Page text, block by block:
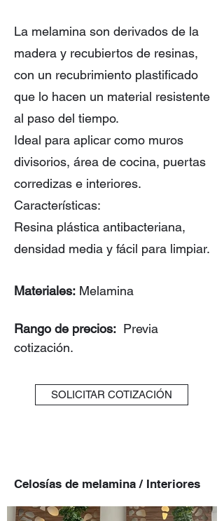
La melamina son derivados de la
madera y recubiertos de resinas,
con un recubrimiento plastificado
que lo hacen un material resistente
al paso del tiempo.
Ideal para aplicar como muros
divisorios, área de cocina, puertas
corredizas e interiores.
Características:
Resina plástica antibacteriana,
densidad media y fácil para limpiar.
Materiales: Melamina
Rango de precios: Previa
cotización.
SOLICITAR COTIZACIÓN
Celosías de melamina / Interiores